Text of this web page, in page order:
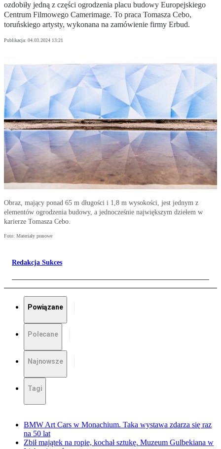
ozdobiły jedną z części ogrodzenia placu budowy Europejskiego
Centrum Filmowego Camerimage. To praca Tomasza Cebo,
toruńskiego artysty, wykonana na zamówienie firmy Erbud.
Publikacja: 04.03.2024 13:21
Obraz, mający ponad 65 m długości i 1,8 m wysokości, jest jednym z
elementów ogrodzenia budowy, a jednocześnie największym dziełem w
karierze Tomasza Cebo.
Foto: Materiały prasowe
Redakcja Sukces
Powiązane
Polecane
Najnowsze
Tagi
BMW Art Cars w Monachium. Taka wystawa zdarza się raz
na 50 lat
Zbił majątek na ropie, kochał sztukę. Muzeum Gulbekiana w